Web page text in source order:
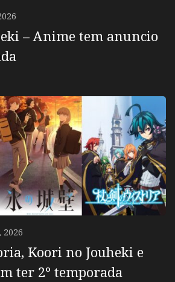
– Anime tem anuncio
2026
Koori no Jouheki e
ter 2º temporada